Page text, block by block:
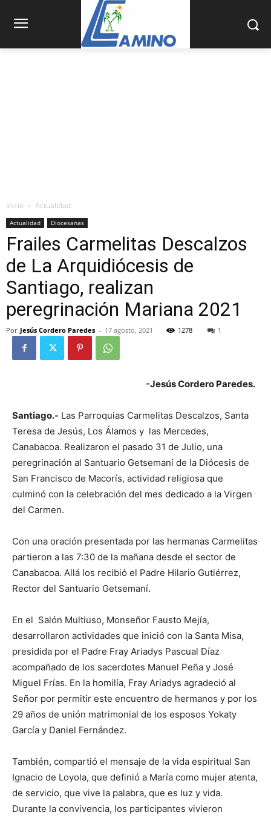
Inicio Actualidad
Actualidad Diocesanas
Frailes Carmelitas Descalzos
de La Arquidiócesis de
Santiago, realizan
peregrinación Mariana 2021
Por Jesús Cordero Paredes - 17 agosto, 2021 1278 1
-Jesús Cordero Paredes.
Santiago.- Las Parroquias Carmelitas Descalzos, Santa
Teresa de Jesús, Los Álamos y las Mercedes,
Canabacoa. Realizaron el pasado 31 de Julio, una
peregrinación al Santuario Getsemaní de la Diócesis de
San Francisco de Macorís, actividad religiosa que
culminó con la celebración del mes dedicado a la Virgen
del Carmen.
Con una oración presentada por las hermanas Carmelitas
partieron a las 7:30 de la mañana desde el sector de
Canabacoa. Allá los recibió el Padre Hilario Gutiérrez,
Rector del Santuario Getsemaní.
En el Salón Multiuso, Monseñor Fausto Mejía,
desarrollaron actividades que inició con la Santa Misa,
presidida por el Padre Fray Ariadys Pascual Díaz
acompañado de los sacerdotes Manuel Peña y José
Miguel Frías. En la homilía, Fray Ariadys agradeció al
Señor por permitir este encuentro de hermanos y por los
29 años de unión matrimonial de los esposos Yokaty
García y Daniel Fernández.
También, compartió el mensaje de la vida espiritual San
Ignacio de Loyola, que definió a María como mujer atenta,
de servicio, que vive la palabra, que es luz y vida.
Durante la convivencia, los participantes vivieron